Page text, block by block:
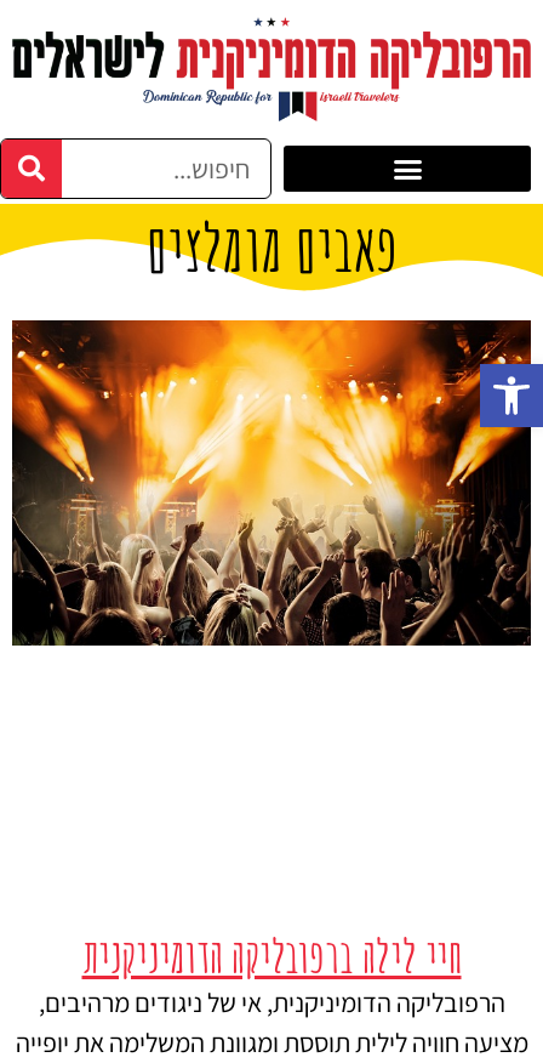
פאבים מומלצים
חיי לילה ברפובליקה הדומיניקנית
הרפובליקה הדומיניקנית, אי של ניגודים מרהיבים,
מציעה חוויה לילית תוססת ומגוונת המשלימה את יופייה
פתח סרגל נגישות